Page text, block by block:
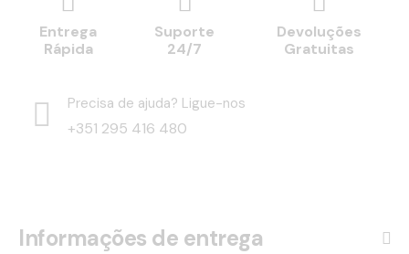
Entrega
Rápida
Suporte
24/7
Devoluções
Gratuitas
Precisa de ajuda? Ligue-nos
+351 295 416 480
Informações de entrega